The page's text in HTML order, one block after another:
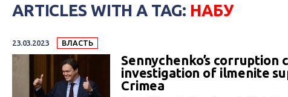
ARTICLES WITH A TAG: НАБУ
23.03.2023 ВЛАСТЬ
Sennychenko’s corruption
investigation of ilmenite
Crimea